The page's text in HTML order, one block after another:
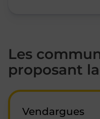
Les
proposant
Vendargues